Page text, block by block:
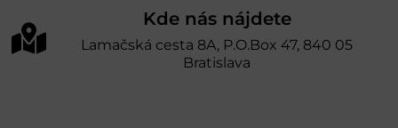
Kde nás nájdete
Lamačská cesta 8A, P.O.Box 47, 840 05
Bratislava